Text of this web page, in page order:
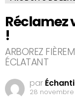
Réclamez
!
ARBOREZ
ÉCLATANT
par
28 novembre